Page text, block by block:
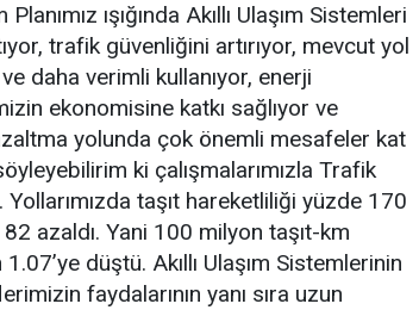
ışığında Akıllı Ulaşım Sistemleri
trafik güvenliğini artırıyor, mevcut yol
daha verimli kullanıyor, enerji
ekonomisine katkı sağlıyor ve
yolunda çok önemli mesafeler kat
ki çalışmalarımızla Trafik
Yollarımızda taşıt hareketliliği yüzde 170
azaldı. Yani 100 milyon taşıt-km
düştü. Akıllı Ulaşım Sistemlerinin
faydalarının yanı sıra uzun